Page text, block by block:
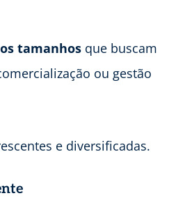
tamanhos que buscam
ou gestão
e diversificadas.